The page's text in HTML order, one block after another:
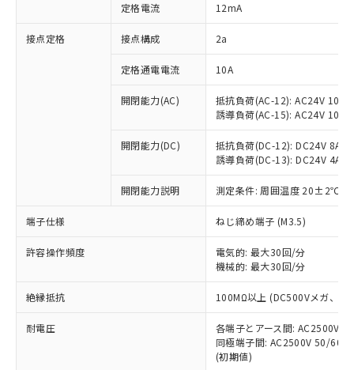
定格電流 12mA
接点定格 接点構成 2a
定格通電電流 10A
開閉能力(AC)
抵抗負荷(AC-12): AC24V 10A/
誘導負荷(AC-15): AC24V
開閉能力(DC)
抵抗負荷(DC-12): DC24V 8A/
誘導負荷(DC-13): DC24V 4A/
開閉能力説明 測定条件: 周囲温度 20±2℃、
端子仕様 ねじ締め端子 (M3.5)
許容操作頻度
電気的: 最大30回/分
機械的: 最大30回/分
絶縁抵抗 100MΩ以上 (DC500Vメガ、点
耐電圧
各端子とアース間: AC2500V
同極端子間: AC2500V 50/
(初期値)
ご利用条件
以下の条件をお読みいただき、同意のうえ
ご利用ください。
本サービスは、当社制御機器事業取扱
商品の当社在庫状況および標準価格
(税抜)を提供させていただくもので
当社制御機器事業取扱商品の中には、
本サービスの対象外となる商品もある
ことをご了承ください。
在庫状況および標準価格照会結果は、
記載している更新日時点での社内デー
タに基づき作成されるものであり、閲
覧された時点での実際の在庫および標
準価格とは異なる場合があることをご
対応済み：EU RoHS指令（10物質）の
非含有に対応した製品が提供可能な商品で
す。
対応予定：EU RoHS指令（10物質）の非含
有に対応した製品に切り替える予定のある
対応予定なし：EU RoHS指令（10物質）の
非含有に非対応の商品で、対応品を出す予
定はありません。
調査・確認中：EU RoHS指令（10物質）の
非含有の対応状況を調査中または確認中の
非該当品：ライセンス料など無形物で、有
害物質有無と関係のない商品です。
仕入先様の事情により、非含有部品として
いたものが、含有品と判明した場合などや
むを得ず変更することがあります。
六価クロム(Cr(Ⅵ)) 1000ppm以下、ポリ臭化ビフェニル
類(PBB) 1000ppm以下、ポリ臭化ジフェニルエーテル類
「○」：最大均質材料含有率が中国RoHSの
基準値以下であることを示します。
「×」：最大均質材料含有率が中国RoHSの
基準値を超えていることを示します。
「－」：未確認です。当社販売部門へお問
*中国RoHS10物質の基準値 (GB/T26572)：
Pb(鉛) :1000ppm、 Hg(水銀) : 1000ppm、 Cd(カドミウ
Cr(Ⅵ)(六価クロム) : 1000ppm、 PBBs(ポリ臭化ビフェ
当社は、これら貴社製品のうち、外国
為替および外国貿易法に定める商品
（以下｢規制貨物等」という）を輸出
または国外への提供する場合は、日本
国政府の輸出許可(または役務取引許
可)を取得するなどの必要な手続きを